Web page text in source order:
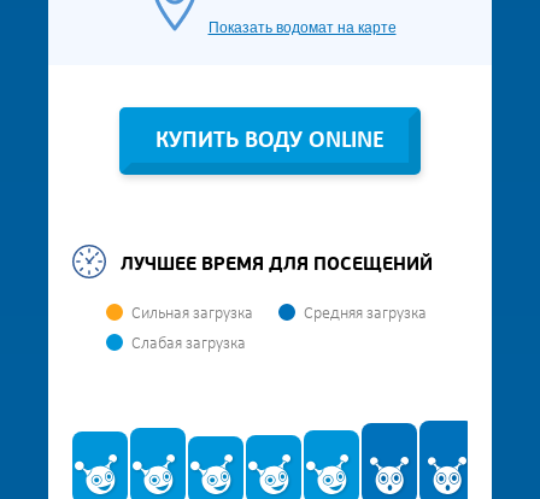
Показать водомат на карте
КУПИТЬ ВОДУ ONLINE
ЛУЧШЕЕ ВРЕМЯ ДЛЯ ПОСЕЩЕНИЙ
Сильная загрузка
Средняя загрузка
Слабая загрузка